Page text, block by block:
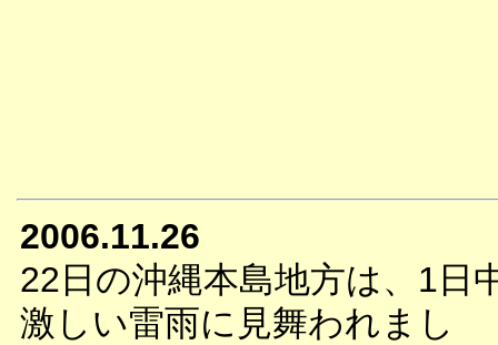
2006.11.26
22日の沖縄本島地方は、1日
激しい雷雨に見舞われまし